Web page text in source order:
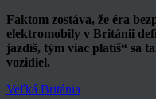
Faktom zostáva, že éra
elektromobily v Británii
jazdíš, tým viac platíš“ sa
vozidiel.
Veľká Británia